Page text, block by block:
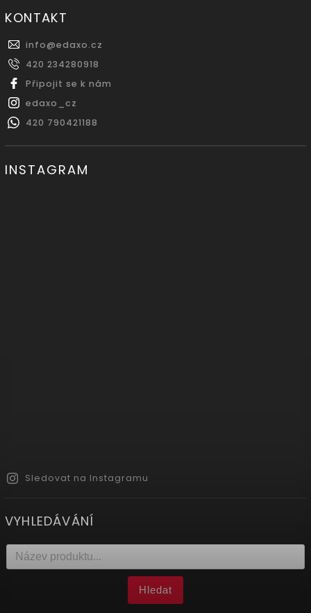
KONTAKT
info@edaxo.cz
420 234280918
Připojit se k nám
edaxo_cz
420 790421188
INSTAGRAM
Sledovat na Instagramu
VYHLEDÁVÁNÍ
Hledat